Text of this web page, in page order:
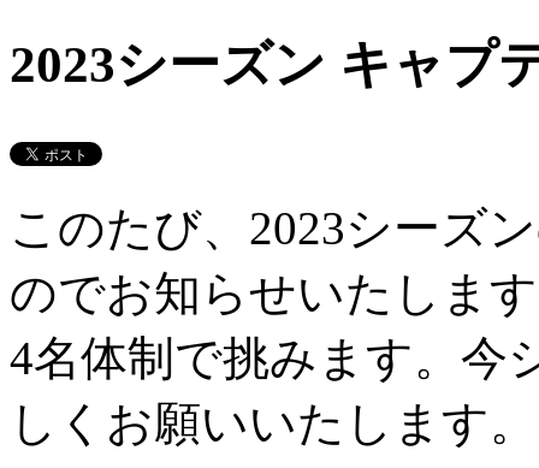
2023シーズン キャプ
このたび、2023シーズ
のでお知らせいたしま
4名体制で挑みます。今
しくお願いいたします。